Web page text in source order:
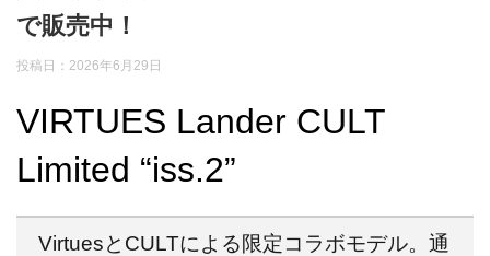
で販売中！
投稿日： 2026年6月29日
VIRTUES Lander CULT
Limited “iss.2”
VirtuesとCULTによる限定コラボモデル。通